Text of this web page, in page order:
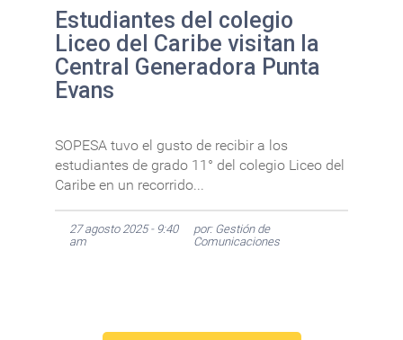
Estudiantes del colegio
Liceo del Caribe visitan la
Central Generadora Punta
Evans
SOPESA tuvo el gusto de recibir a los
estudiantes de grado 11° del colegio Liceo del
Caribe en un recorrido...
27 agosto 2025 - 9:40
am
por: Gestión de
Comunicaciones